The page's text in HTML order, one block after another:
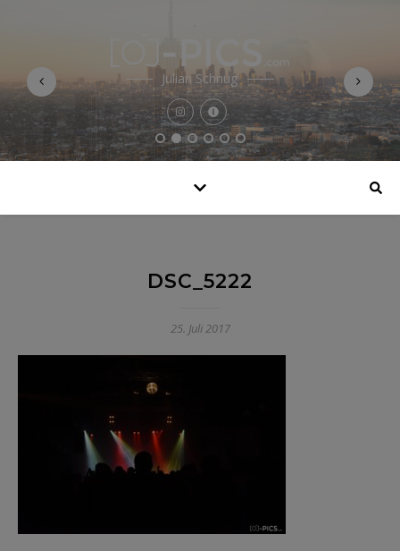
Julian Schnug
DSC_5222
25. Juli 2017